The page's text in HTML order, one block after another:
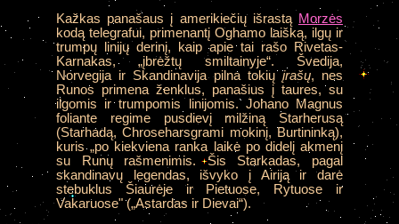
Kažkas panašaus į amerikiečių išrastą Morzės
kodą telegrafui, primenantį Oghamo laišką, ilgų ir
trumpų linijų derinį, kaip apie tai rašo Rivetas-
Karnakas, „įbrėžtų smiltainyje“. Švedija,
Norvegija ir Skandinavija pilna tokių įrašų, nes
Runos primena ženklus, panašius į taures, su
ilgomis ir trumpomis linijomis. Johano Magnus
foliante regime pusdievį milžiną Starherusą
(Starhadą, Chroseharsgrami mokinį, Burtininką),
kuris „po kiekviena ranka laikė po didelį akmenį
su Runų rašmenimis. Šis Starkadas, pagal
skandinavų legendas, išvyko į Airiją ir darė
stebuklus Šiaurėje ir Pietuose, Rytuose ir
Vakaruose" („Astardas ir Dievai“).